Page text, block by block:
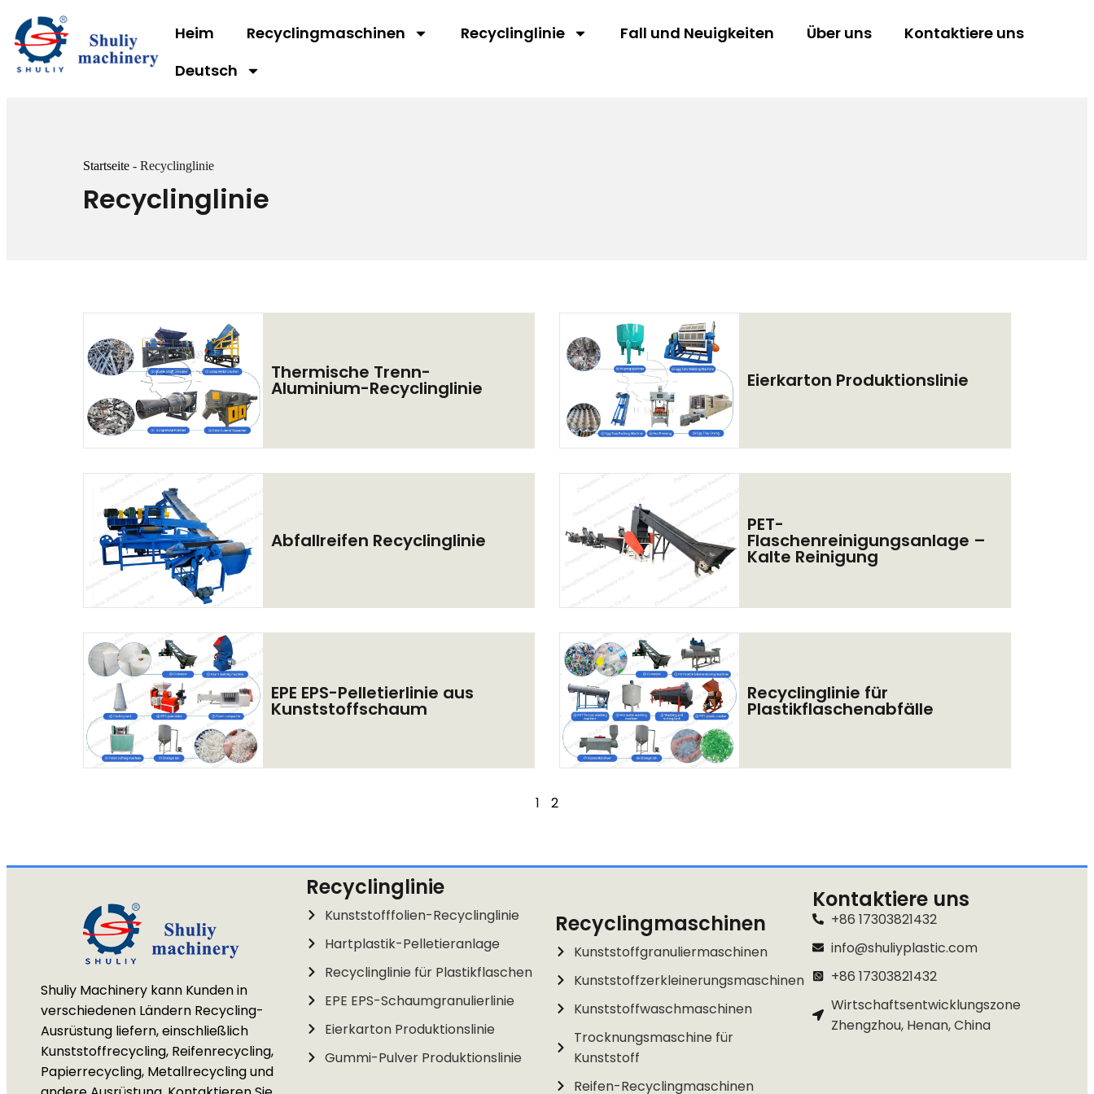
Heim Recyclingmaschinen Recyclinglinie Fall und Neuigkeiten Über uns
Kontaktiere uns
Deutsch
Startseite - Recyclinglinie
Recyclinglinie
Thermische Trenn-
Aluminium-Recyclinglinie Eierkarton Produktionslinie
Abfallreifen Recyclinglinie
PET-
Flaschenreinigungsanlage –
Kalte Reinigung
EPE EPS-Pelletierlinie aus
Kunststoffschaum
Recyclinglinie für
Plastikflaschenabfälle
1 2
Shuliy Machinery kann Kunden in
verschiedenen Ländern Recycling-
Ausrüstung liefern, einschließlich
Kunststoffrecycling, Reifenrecycling,
Papierrecycling, Metallrecycling und
Recyclinglinie
Kunststofffolien-Recyclinglinie
Hartplastik-Pelletieranlage
Recyclinglinie für Plastikflaschen
EPE EPS-Schaumgranulierlinie
Eierkarton Produktionslinie
Gummi-Pulver Produktionslinie
Recyclingmaschinen
Kunststoffgranuliermaschinen
Kunststoffzerkleinerungsmaschinen
Kunststoffwaschmaschinen
Trocknungsmaschine für
Kunststoff
Reifen-Recyclingmaschinen
Kontaktiere uns
+86 17303821432
info@shuliyplastic.com
+86 17303821432
Wirtschaftsentwicklungszone
Zhengzhou, Henan, China